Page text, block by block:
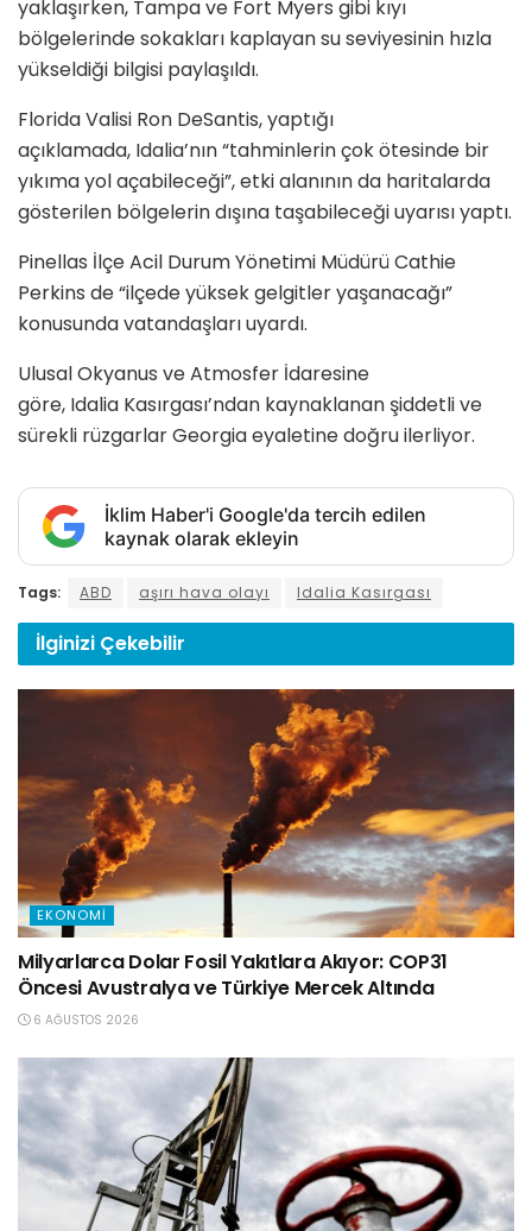
yaklaşırken, Tampa ve Fort Myers gibi kıyı
bölgelerinde sokakları kaplayan su seviyesinin hızla
yükseldiği bilgisi paylaşıldı.
Florida Valisi Ron DeSantis, yaptığı
açıklamada, Idalia’nın “tahminlerin çok ötesinde bir
yıkıma yol açabileceği”, etki alanının da haritalarda
gösterilen bölgelerin dışına taşabileceği uyarısı yaptı.
Pinellas İlçe Acil Durum Yönetimi Müdürü Cathie
Perkins de “ilçede yüksek gelgitler yaşanacağı”
konusunda vatandaşları uyardı.
Ulusal Okyanus ve Atmosfer İdaresine
göre, Idalia Kasırgası’ndan kaynaklanan şiddetli ve
sürekli rüzgarlar Georgia eyaletine doğru ilerliyor.
İklim Haber'i Google'da tercih edilen
kaynak olarak ekleyin
Tags: ABD aşırı hava olayı Idalia Kasırgası
İlginizi Çekebilir
EKONOMI
Milyarlarca Dolar Fosil Yakıtlara Akıyor: COP31
Öncesi Avustralya ve Türkiye Mercek Altında
6 AĞUSTOS 2026